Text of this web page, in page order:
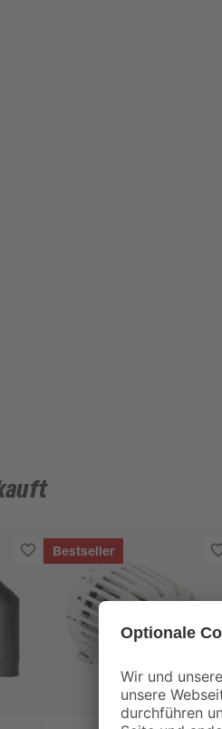
Bestseller